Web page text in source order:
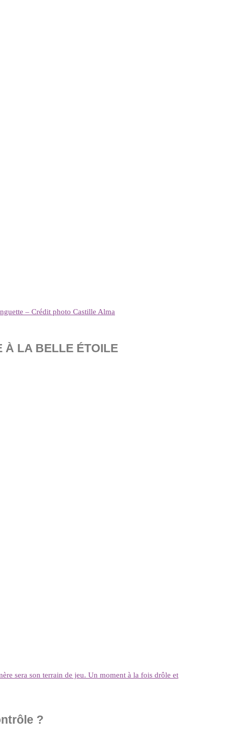
– Crédit photo Castille Alma
À LA BELLE ÉTOILE
sera son terrain de jeu. Un moment à la fois drôle et
?